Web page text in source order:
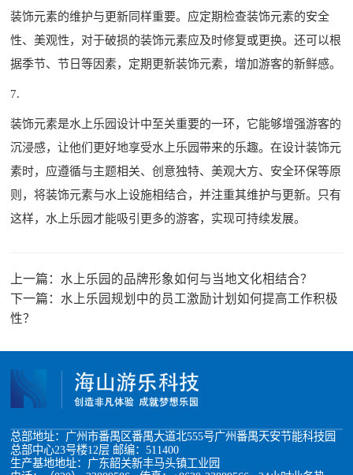
装饰元素的维护与更新同样重要。应定期检查装饰元素的安全
性、美观性，对于破损的装饰元素应及时修复或更换。还可以根
据季节、节日等因素，定期更新装饰元素，增加游客的新鲜感。
7.
装饰元素是水上乐园设计中至关重要的一环，它能够增强游客的
沉浸感，让他们更好地享受水上乐园带来的乐趣。在设计装饰元
素时，应遵循与主题相关、创意独特、美观大方、安全环保等原
则，将装饰元素与水上设施相结合，并注重其维护与更新。只有
这样，水上乐园才能吸引更多的游客，实现可持续发展。
上一篇： 水上乐园的品牌形象如何与当地文化相结合？
下一篇： 水上乐园规划中的员工激励计划如何提高工作积极
性？
总部地址：广州市番禺区番禺大道北555号广州番禺天安节能科技园
总部中心23号楼12层 邮编：511400
生产基地地址：广东韶关新丰马头镇工业园